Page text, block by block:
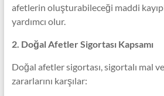
afetlerin oluşturabileceği maddi
yardımcı olur.
2. Doğal Afetler Sigortası Kapsamı
Doğal afetler sigortası, sigortalı mal
zararlarını karşılar: